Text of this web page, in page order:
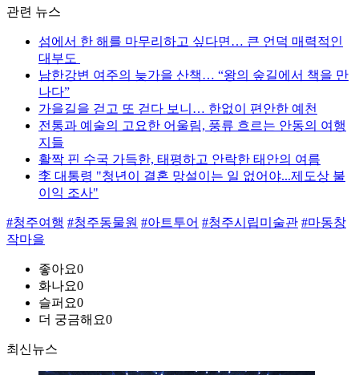
관련 뉴스
섬에서 한 해를 마무리하고 싶다면… 큰 언덕 매력적인
대부도
남한강변 여주의 늦가을 산책… “왕의 숲길에서 책을 만
나다”
가을길을 걷고 또 걷다 보니… 한없이 편안한 예천
전통과 예술의 고요한 어울림, 풍류 흐르는 안동의 여행
지들
활짝 핀 수국 가득한, 태평하고 안락한 태안의 여름
李 대통령 "청년이 결혼 망설이는 일 없어야...제도상 불
이익 조사"
#청주여행 #청주동물원 #아트투어 #청주시립미술관 #마동창
작마을
좋아요0
화나요0
슬퍼요0
더 궁금해요0
최신뉴스